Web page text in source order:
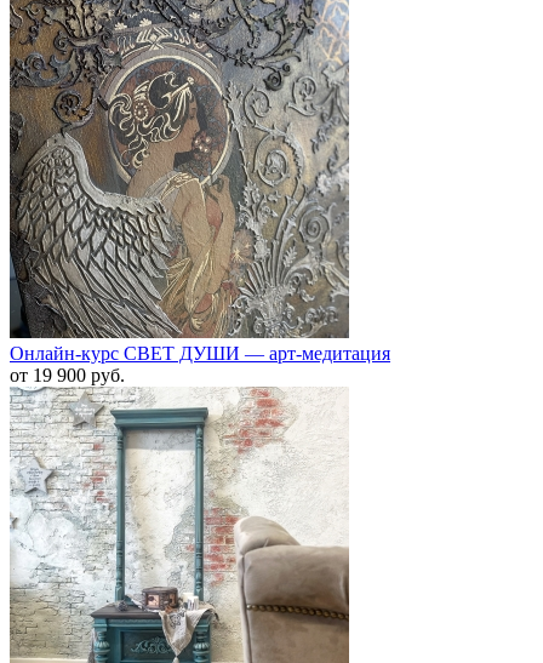
Онлайн-курс СВЕТ ДУШИ — арт-медитация
от 19 900 руб.